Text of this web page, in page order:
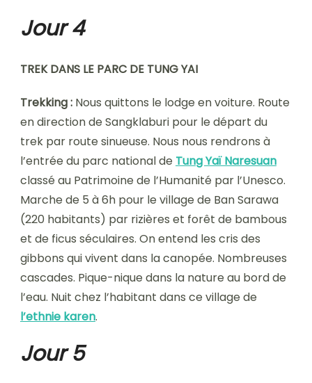
Jour 4
TREK DANS LE PARC DE TUNG YAI
Trekking : Nous quittons le lodge en voiture. Route
en direction de Sangklaburi pour le départ du
trek par route sinueuse. Nous nous rendrons à
l’entrée du parc national de Tung Yaï Naresuan
classé au Patrimoine de l’Humanité par l’Unesco.
Marche de 5 à 6h pour le village de Ban Sarawa
(220 habitants) par rizières et forêt de bambous
et de ficus séculaires. On entend les cris des
gibbons qui vivent dans la canopée. Nombreuses
cascades. Pique-nique dans la nature au bord de
l’eau. Nuit chez l’habitant dans ce village de
l’ethnie karen.
Jour 5